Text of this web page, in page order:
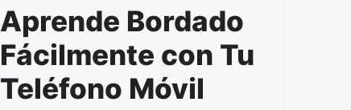
Aprende Bordado
Fácilmente con Tu
Teléfono Móvil